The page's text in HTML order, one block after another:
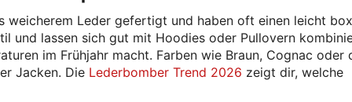
weicherem Leder gefertigt und haben oft einen leicht
und lassen sich gut mit Hoodies oder Pullovern
im Frühjahr macht. Farben wie Braun, Cognac oder
Jacken. Die Lederbomber Trend 2026 zeigt dir, welche